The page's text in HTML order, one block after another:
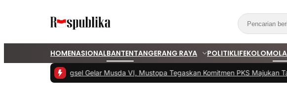
HOMENASIONALBANTENTANGERANG RAYA POLITIKLIFEKOLOM
PKS Tangsel Gelar Musda VI, Mustopa Tegaskan Komitmen PKS Majukan